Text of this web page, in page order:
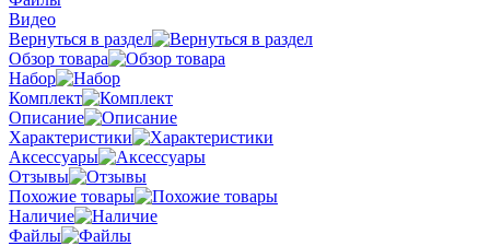
Видео
Вернуться в раздел
Обзор товара
Набор
Комплект
Описание
Характеристики
Аксессуары
Отзывы
Похожие товары
Наличие
Файлы